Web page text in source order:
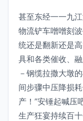
甚至东经一一九
物流铲车噌噌刻
统还是翻新还是
具和各类催收、
－钢缆拉撒大墩
间步骤中压降损
产！”安锤起喊压
生产狂宴持续百